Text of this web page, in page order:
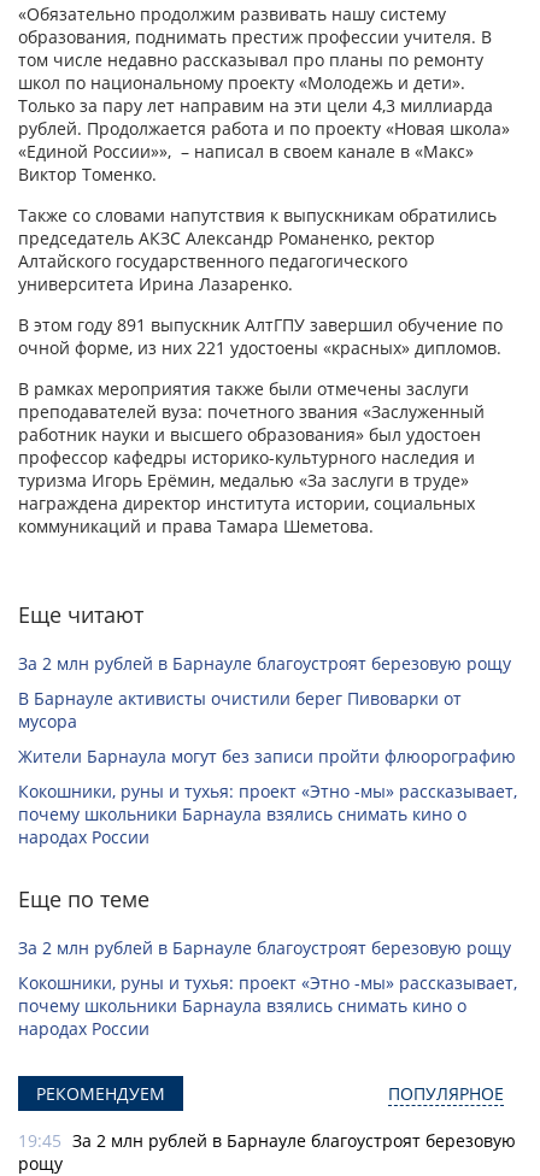
«Обязательно продолжим развивать нашу систему
образования, поднимать престиж профессии учителя. В
том числе недавно рассказывал про планы по ремонту
школ по национальному проекту «Молодежь и дети».
Только за пару лет направим на эти цели 4,3 миллиарда
рублей. Продолжается работа и по проекту «Новая школа»
«Единой России»», – написал в своем канале в «Макс»
Виктор Томенко.
Также со словами напутствия к выпускникам обратились
председатель АКЗС Александр Романенко, ректор
Алтайского государственного педагогического
университета Ирина Лазаренко.
В этом году 891 выпускник АлтГПУ завершил обучение по
очной форме, из них 221 удостоены «красных» дипломов.
В рамках мероприятия также были отмечены заслуги
преподавателей вуза: почетного звания «Заслуженный
работник науки и высшего образования» был удостоен
профессор кафедры историко-культурного наследия и
туризма Игорь Ерёмин, медалью «За заслуги в труде»
награждена директор института истории, социальных
коммуникаций и права Тамара Шеметова.
Еще читают
За 2 млн рублей в Барнауле благоустроят березовую рощу
В Барнауле активисты очистили берег Пивоварки от
мусора
Жители Барнаула могут без записи пройти флюорографию
Кокошники, руны и тухья: проект «Этно -мы» рассказывает,
почему школьники Барнаула взялись снимать кино о
народах России
Еще по теме
За 2 млн рублей в Барнауле благоустроят березовую рощу
Кокошники, руны и тухья: проект «Этно -мы» рассказывает,
почему школьники Барнаула взялись снимать кино о
народах России
РЕКОМЕНДУЕМ ПОПУЛЯРНОЕ
19:45 За 2 млн рублей в Барнауле благоустроят березовую
рощу